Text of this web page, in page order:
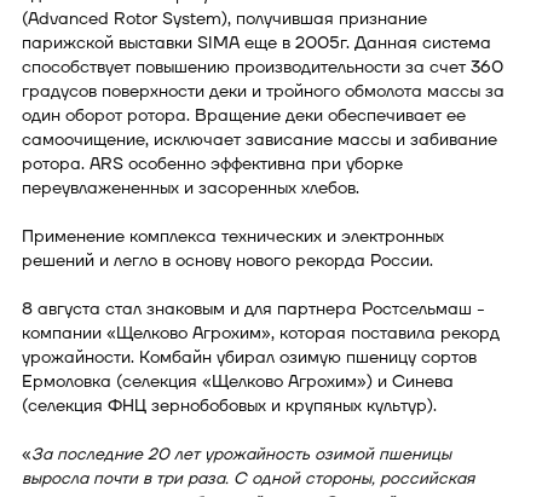
(Advanced Rotor System), получившая признание
парижской выставки SIMA еще в 2005г. Данная система
способствует повышению производительности за счет 360
градусов поверхности деки и тройного обмолота массы за
один оборот ротора. Вращение деки обеспечивает ее
самоочищение, исключает зависание массы и забивание
ротора. ARS особенно эффективна при уборке
переувлажененных и засоренных хлебов.
Применение комплекса технических и электронных
решений и легло в основу нового рекорда России.
8 августа стал знаковым и для партнера Ростсельмаш -
компании «Щелково Агрохим», которая поставила рекорд
урожайности. Комбайн убирал озимую пшеницу сортов
Ермоловка (селекция «Щелково Агрохим») и Синева
(селекция ФНЦ зернобобовых и крупяных культур).
«За последние 20 лет урожайность озимой пшеницы
выросла почти в три раза. С одной стороны, российская